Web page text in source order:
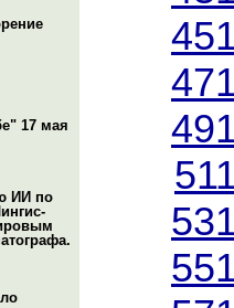
17 мая
ИИ по